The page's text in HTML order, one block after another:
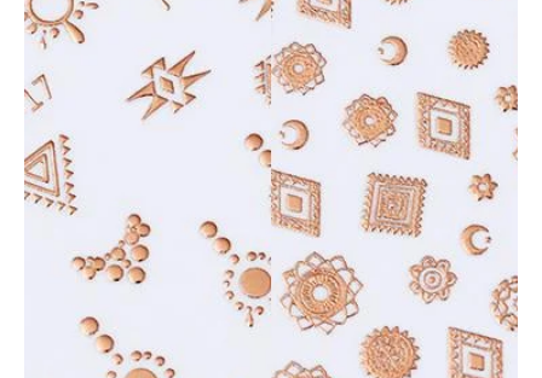
Spa para Manos y Pies
Complementos para Mesa
Equipos Eléctricos (Lamparas, Extractores,
Pulidoras)
MARCAS "STAMPING" Tintas y Gel para estampar